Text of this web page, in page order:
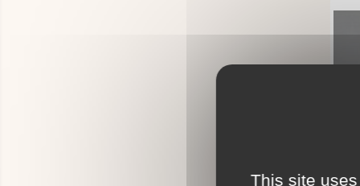
This site